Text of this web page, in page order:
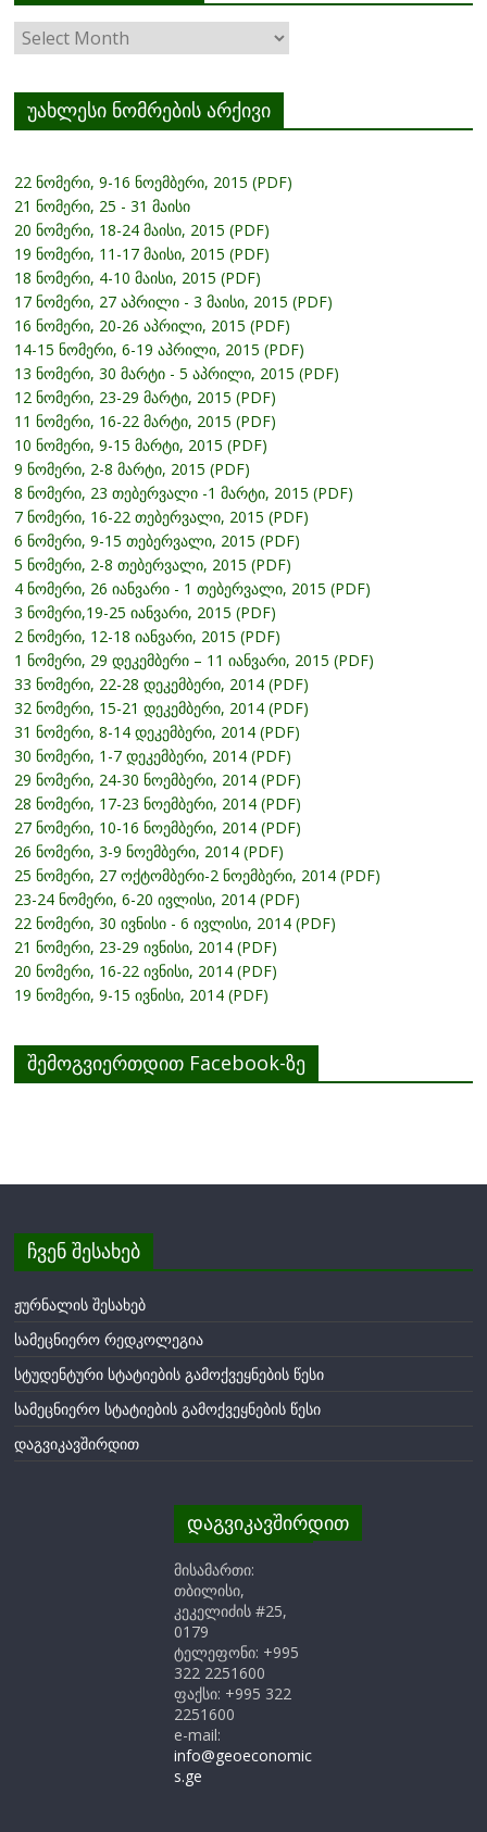
ჟურნალის
არქივი
უახლესი ნომრების არქივი
22 ნომერი, 9-16 ნოემბერი, 2015 (PDF)
21 ნომერი, 25 - 31 მაისი
20 ნომერი, 18-24 მაისი, 2015 (PDF)
19 ნომერი, 11-17 მაისი, 2015 (PDF)
18 ნომერი, 4-10 მაისი, 2015 (PDF)
17 ნომერი, 27 აპრილი - 3 მაისი, 2015 (PDF)
16 ნომერი, 20-26 აპრილი, 2015 (PDF)
14-15 ნომერი, 6-19 აპრილი, 2015 (PDF)
13 ნომერი, 30 მარტი - 5 აპრილი, 2015 (PDF)
12 ნომერი, 23-29 მარტი, 2015 (PDF)
11 ნომერი, 16-22 მარტი, 2015 (PDF)
10 ნომერი, 9-15 მარტი, 2015 (PDF)
9 ნომერი, 2-8 მარტი, 2015 (PDF)
8 ნომერი, 23 თებერვალი -1 მარტი, 2015 (PDF)
7 ნომერი, 16-22 თებერვალი, 2015 (PDF)
6 ნომერი, 9-15 თებერვალი, 2015 (PDF)
5 ნომერი, 2-8 თებერვალი, 2015 (PDF)
4 ნომერი, 26 იანვარი - 1 თებერვალი, 2015 (PDF)
3 ნომერი,19-25 იანვარი, 2015 (PDF)
2 ნომერი, 12-18 იანვარი, 2015 (PDF)
1 ნომერი, 29 დეკემბერი – 11 იანვარი, 2015 (PDF)
33 ნომერი, 22-28 დეკემბერი, 2014 (PDF)
32 ნომერი, 15-21 დეკემბერი, 2014 (PDF)
31 ნომერი, 8-14 დეკემბერი, 2014 (PDF)
30 ნომერი, 1-7 დეკემბერი, 2014 (PDF)
29 ნომერი, 24-30 ნოემბერი, 2014 (PDF)
28 ნომერი, 17-23 ნოემბერი, 2014 (PDF)
27 ნომერი, 10-16 ნოემბერი, 2014 (PDF)
26 ნომერი, 3-9 ნოემბერი, 2014 (PDF)
25 ნომერი, 27 ოქტომბერი-2 ნოემბერი, 2014 (PDF)
23-24 ნომერი, 6-20 ივლისი, 2014 (PDF)
22 ნომერი, 30 ივნისი - 6 ივლისი, 2014 (PDF)
21 ნომერი, 23-29 ივნისი, 2014 (PDF)
20 ნომერი, 16-22 ივნისი, 2014 (PDF)
19 ნომერი, 9-15 ივნისი, 2014 (PDF)
შემოგვიერთდით Facebook-ზე
ჩვენ შესახებ
ჟურნალის შესახებ
სამეცნიერო რედკოლეგია
სტუდენტური სტატიების გამოქვეყნების წესი
სამეცნიერო სტატიების გამოქვეყნების წესი
დაგვიკავშირდით
დაგვიკავშირდით
მისამართი:
თბილისი,
კეკელიძის #25,
0179
ტელეფონი: +995
322 2251600
ფაქსი: +995 322
2251600
e-mail:
info@geoeconomic
s.ge